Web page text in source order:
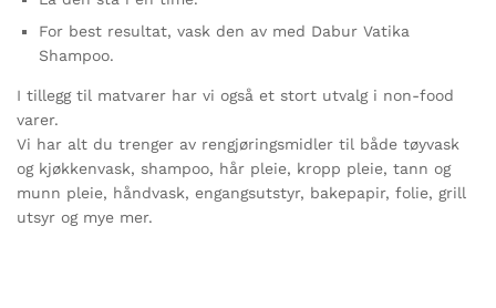
For best resultat, vask den av med Dabur Vatika
Shampoo.
I tillegg til matvarer har vi også et stort utvalg i non-food
varer.
Vi har alt du trenger av rengjøringsmidler til både tøyvask
og kjøkkenvask, shampoo, hår pleie, kropp pleie, tann og
munn pleie, håndvask, engangsutstyr, bakepapir, folie, grill
utsyr og mye mer.